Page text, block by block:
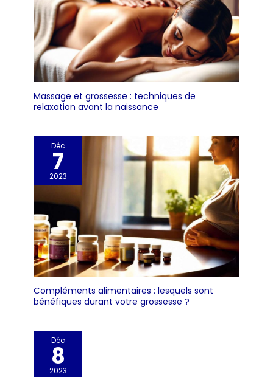
Massage et grossesse : techniques de
relaxation avant la naissance
Déc
7
2023
Compléments alimentaires : lesquels sont
bénéfiques durant votre grossesse ?
Déc
8
2023